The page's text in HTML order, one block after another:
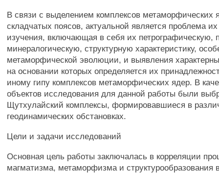
В связи с выделением комплексов метаморфических
складчатых поясов, актуальной является проблема их
изучения, включающая в себя их петрографическую,
минералогическую, структурную характеристику,
метаморфической эволюции, и выявления
на основании которых определяется их
иному гипу комплексов метаморфических ядер. В
объектов исследования для данной работы были
Щутхулайский комплексы, формировавшиеся в
геодинамических обстановках.
Цели и задачи исследований
Основная цель работы заключалась в корреляции
магматизма, метаморфизма и структурообразования